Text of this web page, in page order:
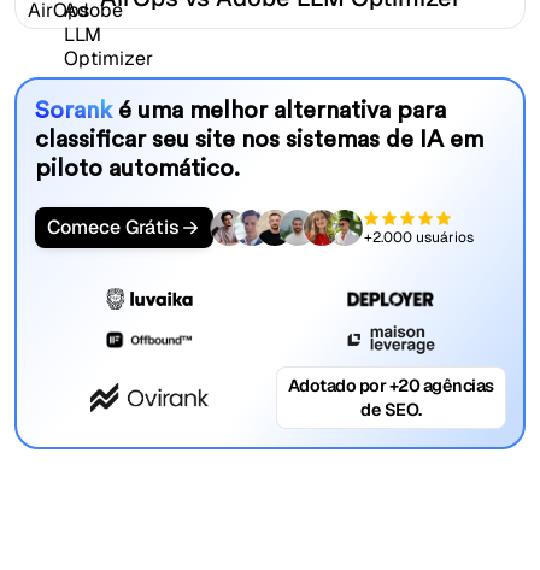
Sorank é uma melhor alternativa para
classificar seu site nos sistemas de IA em
piloto automático.
Comece Grátis +2.000 usuários
Adotado por +20 agências
de SEO.